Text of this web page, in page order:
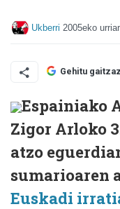
Ukberri 2005eko
Gehitu
Espainiako
Zigor Arloko
atzo
sumarioaren
Euskadi